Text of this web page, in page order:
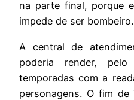
na parte final, porque
impede de ser bombeiro.
A central de
poderia render,
temporadas com a
personagens. O fim